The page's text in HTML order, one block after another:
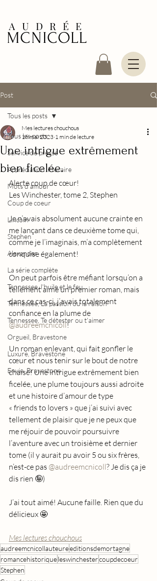
AUDRÉE
MCNICOLL
Post
Tous les posts
Service de presse
Appréciation littéraire
Mots d'amour
Coup de coeur
Lincoln
Stephen
Alexander
La série complète
Tennessee, l'huile et le feu
Tennessee, La passion ou la raison
Tennessee, Te détester ou t'aimer
Orgueil, Bravestone
Luxure, Bravestone
Envie, Bravestone
Tous les posts
Une intrigue extrêmement
bien ficelée.
Mes lectures chouchous
16 mai 2023 1 min de lecture
Alerte coup de cœur!
Les Winchester, tome 2, Stephen
Je n’avais absolument aucune crainte en
me lançant dans ce deuxième tome qui,
comme je l’imaginais, m’a complètement
conquise également!
On peut parfois être méfiant lorsqu’on a
tellement aimé un premier roman, mais
dans ce cas-ci, j’avais totalement
confiance en la plume de
@audreemcnicoll!
Un roman enlevant, qui fait gonfler le
cœur et nous tenir sur le bout de notre
chaise! Une intrigue extrêmement bien
ficelée, une plume toujours aussi adroite
et une histoire d’amour de type
« friends to lovers » que j’ai suivi avec
tellement de plaisir que je ne peux que
me réjouir de pouvoir poursuivre
l’aventure avec un troisième et dernier
tome (il y aurait pu avoir 5 ou six frères,
n’est-ce pas @audreemcnicoll? Je dis ça je
dis rien 🤪)
J’ai tout aimé! Aucune faille. Rien que du
délicieux 🤩
Mes lectures chouchous
audreemcnicollauteureeditionsdemortagne
romancehistoriqueleswinchestercoupdecoeur
Stephen